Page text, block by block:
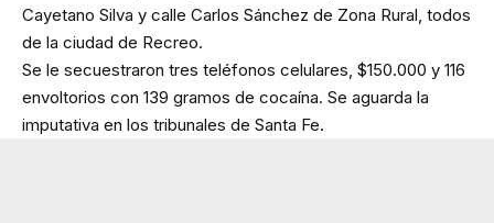
Cayetano Silva y calle Carlos Sánchez de Zona Rural, todos
de la ciudad de Recreo.
Se le secuestraron tres teléfonos celulares, $150.000 y 116
envoltorios con 139 gramos de cocaína. Se aguarda la
imputativa en los tribunales de Santa Fe.